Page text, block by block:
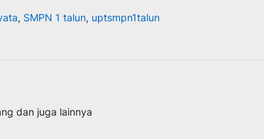
, SMPN 1 talun, uptsmpn1talun
dan juga lainnya